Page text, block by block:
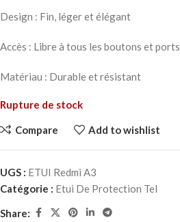
Design : Fin, léger et élégant
Accès : Libre à tous les boutons et ports
Matériau : Durable et résistant
Rupture de stock
Compare Add to wishlist
UGS : ETUI Redmi A3
Catégorie : Etui De Protection Tel
Share: